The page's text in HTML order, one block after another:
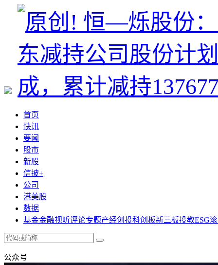
首页
快讯
要闻
股市
新股
信披+
公司
港美股
数据
基金金融视听评论专题产经创投科创板新三板投教ESG
公众号